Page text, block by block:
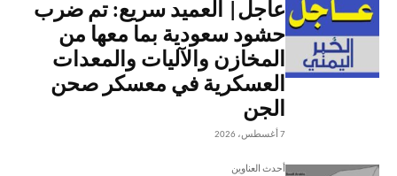
عاجل| العميد سريع: تم ضرب
حشود سعودية بما معها من
المخازن والآليات والمعدات
العسكرية في معسكر صحن
الجن
7 أغسطس، 2026
أحدث العناوين